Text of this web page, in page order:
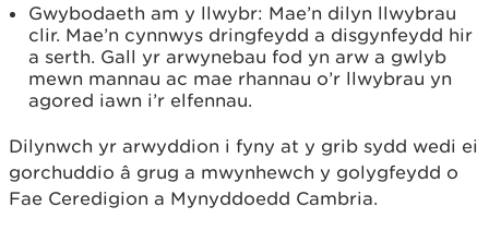
Gwybodaeth am y llwybr: Mae’n dilyn llwybrau
clir. Mae’n cynnwys dringfeydd a disgynfeydd hir
a serth. Gall yr arwynebau fod yn arw a gwlyb
mewn mannau ac mae rhannau o’r llwybrau yn
agored iawn i’r elfennau.
Dilynwch yr arwyddion i fyny at y grib sydd wedi ei
gorchuddio â grug a mwynhewch y golygfeydd o
Fae Ceredigion a Mynyddoedd Cambria.